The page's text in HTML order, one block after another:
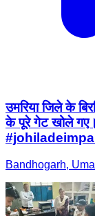
उमरिया जिले के
के पूरे गेट खोले
Bandhogarh,